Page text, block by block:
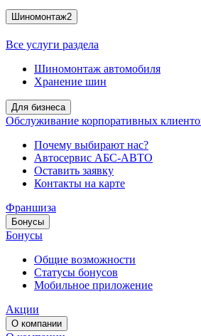
Шиномонтаж2
Все услуги раздела
Шиномонтаж автомобиля
Хранение шин
Для бизнеса
Обслуживание корпоративных
Почему выбирают нас?
Автосервис АБС-АВТО
Оставить заявку
Контакты на карте
Франшиза
Бонусы
Бонусы
Общие возможности
Статусы бонусов
Мобильное приложение
Акции
О компании